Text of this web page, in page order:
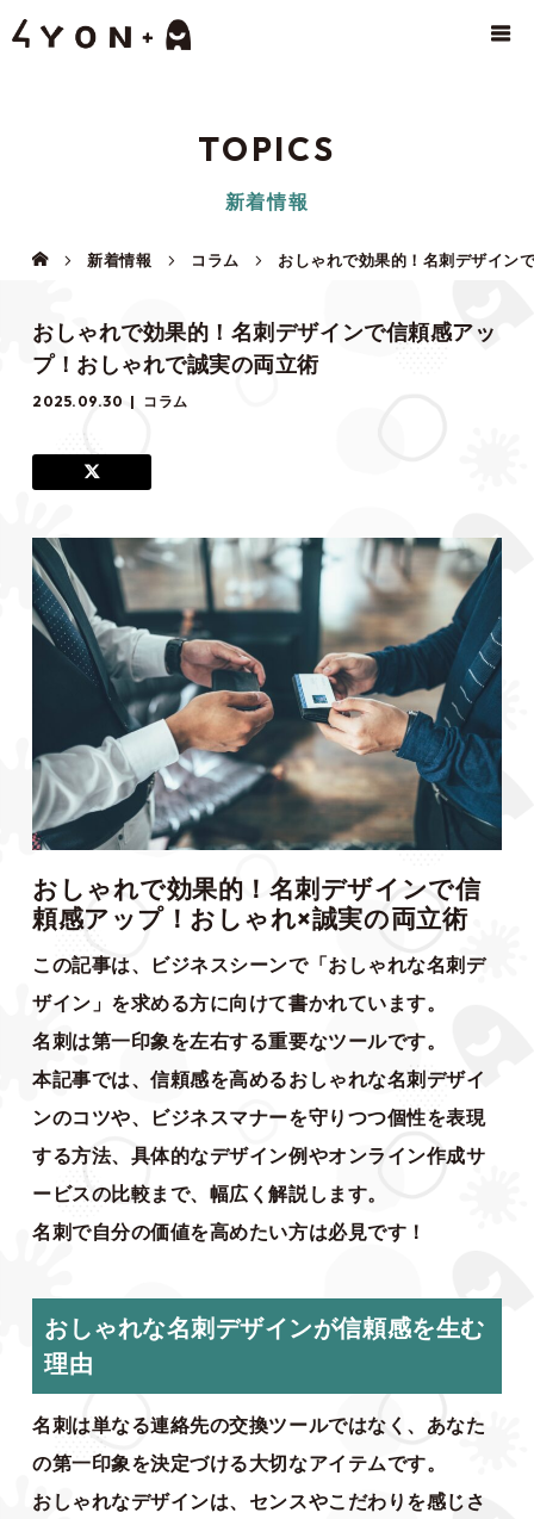
TOPICS
新着情報
新着情報 コラム おしゃれで効果的！名刺デザイン
おしゃれで効果的！名刺デザインで信頼感アッ
プ！おしゃれで誠実の両立術
2025.09.30 コラム
おしゃれで効果的！名刺デザインで信
頼感アップ！おしゃれ×誠実の両立術
この記事は、ビジネスシーンで「おしゃれな名刺デ
ザイン」を求める方に向けて書かれています。
名刺は第一印象を左右する重要なツールです。
本記事では、信頼感を高めるおしゃれな名刺デザイ
ンのコツや、ビジネスマナーを守りつつ個性を表現
する方法、具体的なデザイン例やオンライン作成サ
ービスの比較まで、幅広く解説します。
名刺で自分の価値を高めたい方は必見です！
おしゃれな名刺デザインが信頼感を生む
理由
名刺は単なる連絡先の交換ツールではなく、あなた
の第一印象を決定づける大切なアイテムです。
おしゃれなデザインは、センスやこだわりを感じさ